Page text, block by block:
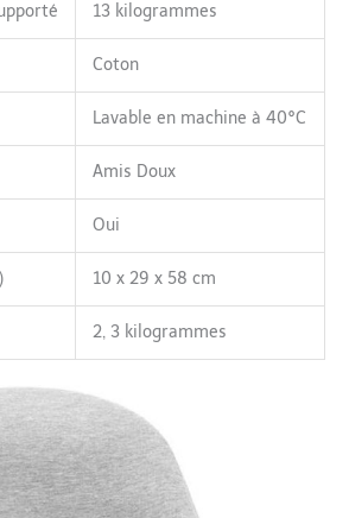
13 kilogrammes
Coton
Lavable en machine à 40°C
Amis Doux
Oui
10 x 29 x 58 cm
2, 3 kilogrammes